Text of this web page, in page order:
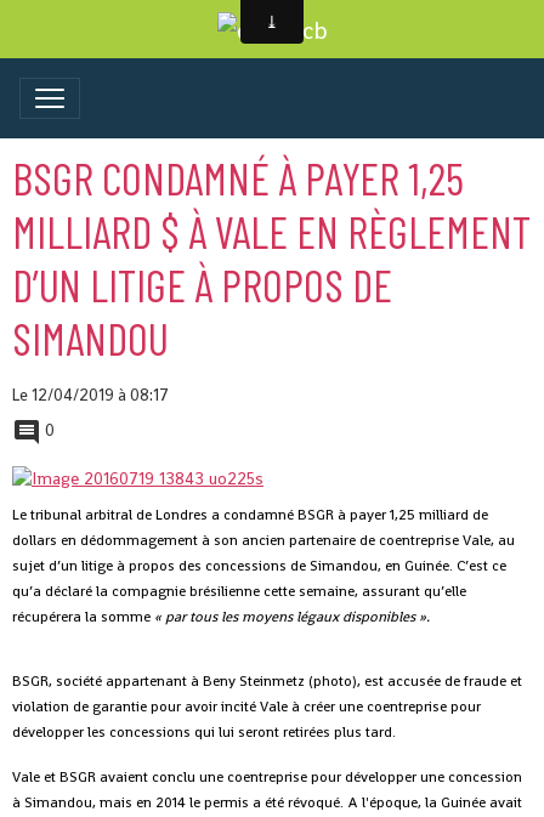
BSGR CONDAMNÉ À PAYER 1,25
MILLIARD $ À VALE EN RÈGLEMENT
D’UN LITIGE À PROPOS DE
SIMANDOU
Le 12/04/2019 à 08:17
0
Le tribunal arbitral de Londres a condamné BSGR à payer 1,25 milliard de
dollars en dédommagement à son ancien partenaire de coentreprise Vale, au
sujet d’un litige à propos des concessions de Simandou, en Guinée. C’est ce
qu’a déclaré la compagnie brésilienne cette semaine, assurant qu’elle
récupérera la somme « par tous les moyens légaux disponibles ».
BSGR, société appartenant à Beny Steinmetz (photo), est accusée de fraude et
violation de garantie pour avoir incité Vale à créer une coentreprise pour
développer les concessions qui lui seront retirées plus tard.
Vale et BSGR avaient conclu une coentreprise pour développer une concession
à Simandou, mais en 2014 le permis a été révoqué. A l'époque, la Guinée avait